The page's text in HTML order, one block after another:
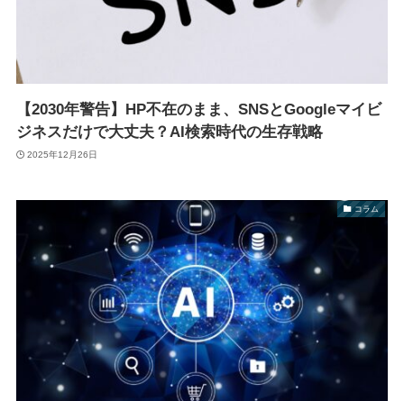
【2030年警告】HP不在のまま、SNSとGoogleマイビ
ジネスだけで大丈夫？AI検索時代の生存戦略
2025年12月26日
コラム